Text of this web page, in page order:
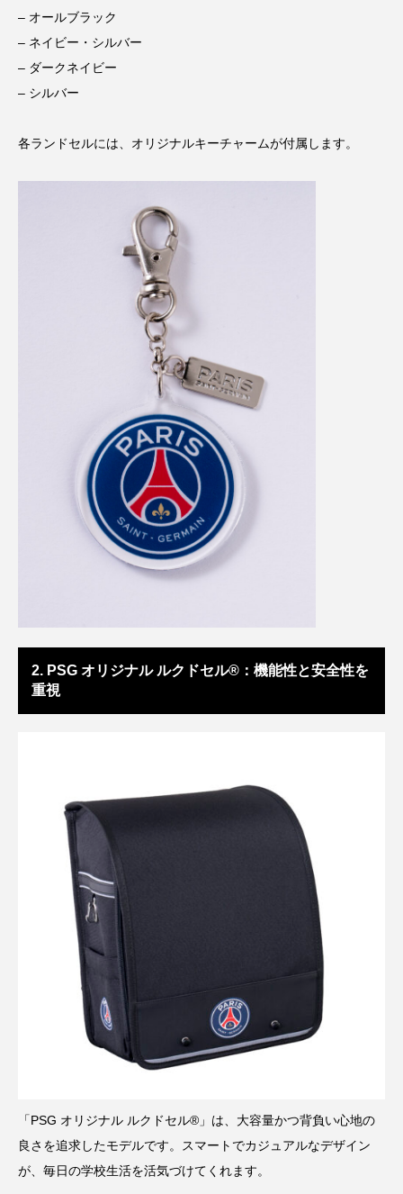
– オールブラック
– ネイビー・シルバー
– ダークネイビー
– シルバー
各ランドセルには、オリジナルキーチャームが付属します。
2. PSG オリジナル ルクドセル®：機能性と安全性を
重視
「PSG オリジナル ルクドセル®」は、大容量かつ背負い心地の
良さを追求したモデルです。スマートでカジュアルなデザイン
が、毎日の学校生活を活気づけてくれます。